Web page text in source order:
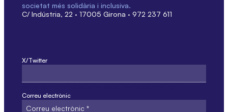
societat més solidària i inclusiva.
C/ Indústria, 22 · 17005 Girona · 972 237 611
X/Twitter
Correu electrònic